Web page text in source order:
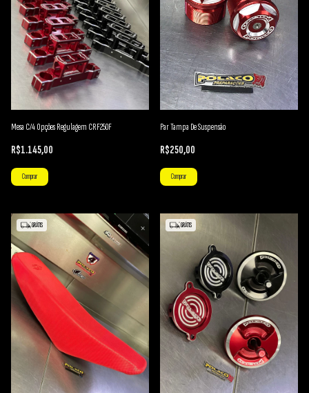
Mesa C/4 Opções Regulagem CRF250F
R$1.145,00
Comprar
Par Tampa De Suspensão
R$250,00
Comprar
GRÁTIS GRÁTIS